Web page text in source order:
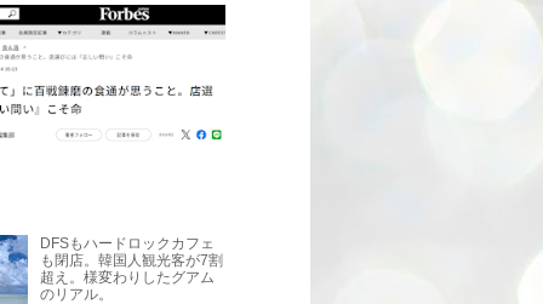
DFSもハードロックカフェ
も閉店。韓国人観光客が7割
超え。様変わりしたグアム
のリアル。